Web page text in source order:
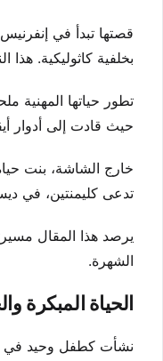
بخلفية كاثوليكية.
تطور حياتها المهنية
حيث قادت إلى أدوار
تدعى كليمنتين، في ديسمبر
يرصد هذا المقال
الشهرة.
الحياة المبكرة
نشأت كطفل وحيد في